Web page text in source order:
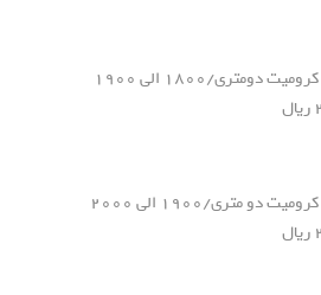
✳️ یونولیت تیرچه کرومیت دومتری/۱۸۰۰ الی ۱۹۰۰
✳️ یونولیت تیرچه کرومیت دو متری/۱۹۰۰ الی ۲۰۰۰